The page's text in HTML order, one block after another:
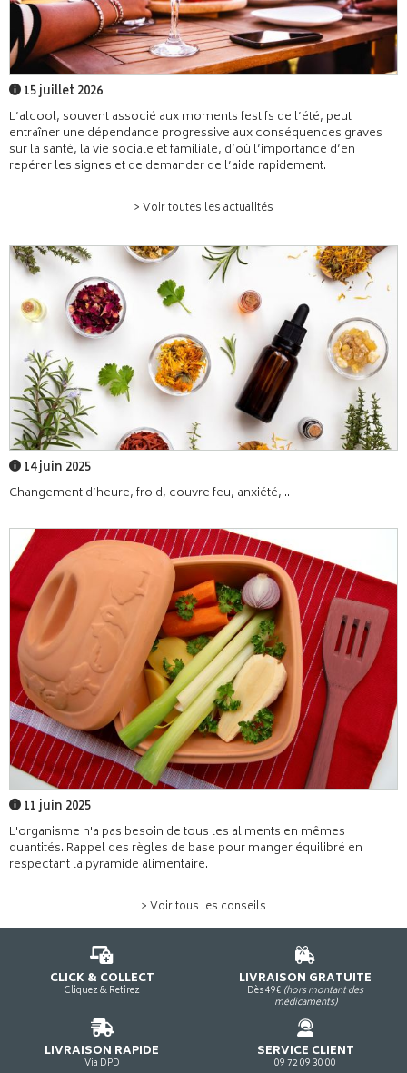
15 juillet 2026
L’alcool, souvent associé aux moments festifs de l’été, peut
entraîner une dépendance progressive aux conséquences graves
sur la santé, la vie sociale et familiale, d’où l’importance d’en
repérer les signes et de demander de l’aide rapidement.
> Voir toutes les actualités
14 juin 2025
Changement d’heure, froid, couvre feu, anxiété,...
11 juin 2025
L'organisme n'a pas besoin de tous les aliments en mêmes
quantités. Rappel des règles de base pour manger équilibré en
respectant la pyramide alimentaire.
> Voir tous les conseils
CLICK & COLLECT
Cliquez & Retirez
LIVRAISON GRATUITE
Dès 49€ (hors montant des
médicaments)
LIVRAISON RAPIDE
Via DPD
SERVICE CLIENT
09 72 09 30 00